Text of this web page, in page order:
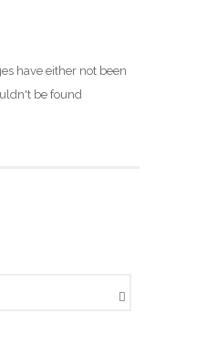
have either not been
be found